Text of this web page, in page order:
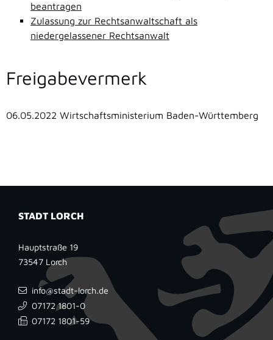
beantragen
Zulassung zur Rechtsanwaltschaft als
niedergelassener Rechtsanwalt
Freigabevermerk
06.05.2022 Wirtschaftsministerium Baden-Württemberg
STADT LORCH
Hauptstraße 19
73547 Lorch
info@stadt-lorch.de
07172 1801-0
07172 1801-59